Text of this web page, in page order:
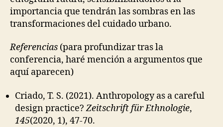
importancia que tendrán las sombras en las
transformaciones del cuidado urbano.
Referencias (para profundizar tras la
conferencia, haré mención a argumentos que
aquí aparecen)
Criado, T. S. (2021). Anthropology as a careful
design practice?Zeitschrift für Ethnologie,
145(2020, 1), 47-70.